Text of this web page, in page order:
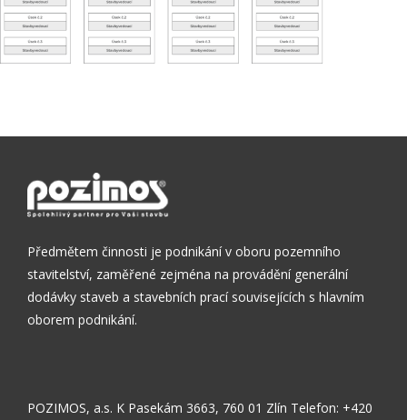
Předmětem činnosti je podnikání v oboru pozemního
stavitelství, zaměřené zejména na provádění generální
dodávky staveb a stavebních prací souvisejících s hlavním
oborem podnikání.
POZIMOS, a.s. K Pasekám 3663, 760 01 Zlín Telefon: +420